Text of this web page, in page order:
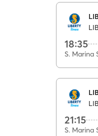
18:35
S. Marina
21:15
S. Marina